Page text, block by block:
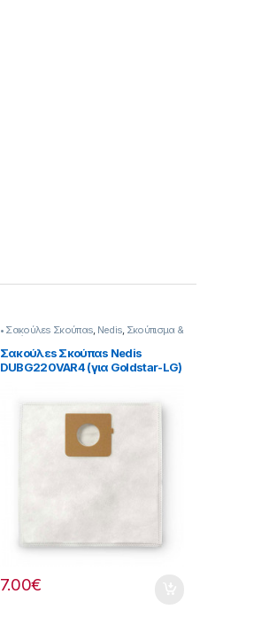
• Σακούλεs Σκούπαs, Nedis, Σκούπισμα &
Καθάρισμα
Σακούλεs Σκούπαs Nedis
DUBG220VAR4 (για Goldstar-LG)
7.00€